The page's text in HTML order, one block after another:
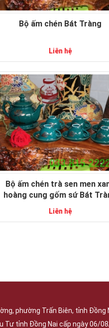
Bộ ấm chén Bát Tràng
Liên hệ
Bộ ấm chén trà sen men
hoàng cung gốm sứ Bát
Liên hệ
phường Trấn Biên, tỉnh Đồng
Tư tỉnh Đồng Nai cấp ngày 06/